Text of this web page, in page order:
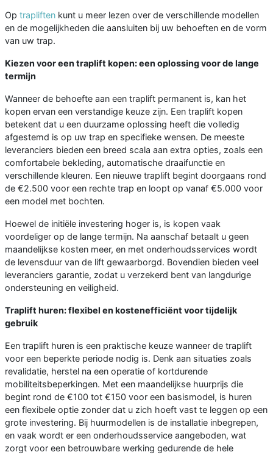
Op trapliften kunt u meer lezen over de verschillende modellen
en de mogelijkheden die aansluiten bij uw behoeften en de vorm
van uw trap.
Kiezen voor een traplift kopen: een oplossing voor de lange
termijn
Wanneer de behoefte aan een traplift permanent is, kan het
kopen ervan een verstandige keuze zijn. Een traplift kopen
betekent dat u een duurzame oplossing heeft die volledig
afgestemd is op uw trap en specifieke wensen. De meeste
leveranciers bieden een breed scala aan extra opties, zoals een
comfortabele bekleding, automatische draaifunctie en
verschillende kleuren. Een nieuwe traplift begint doorgaans rond
de €2.500 voor een rechte trap en loopt op vanaf €5.000 voor
een model met bochten.
Hoewel de initiële investering hoger is, is kopen vaak
voordeliger op de lange termijn. Na aanschaf betaalt u geen
maandelijkse kosten meer, en met onderhoudsservices wordt
de levensduur van de lift gewaarborgd. Bovendien bieden veel
leveranciers garantie, zodat u verzekerd bent van langdurige
ondersteuning en veiligheid.
Traplift huren: flexibel en kostenefficiënt voor tijdelijk
gebruik
Een traplift huren is een praktische keuze wanneer de traplift
voor een beperkte periode nodig is. Denk aan situaties zoals
revalidatie, herstel na een operatie of kortdurende
mobiliteitsbeperkingen. Met een maandelijkse huurprijs die
begint rond de €100 tot €150 voor een basismodel, is huren
een flexibele optie zonder dat u zich hoeft vast te leggen op een
grote investering. Bij huurmodellen is de installatie inbegrepen,
en vaak wordt er een onderhoudsservice aangeboden, wat
zorgt voor een betrouwbare werking gedurende de hele